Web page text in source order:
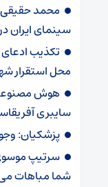
محمد
سینمای ایران
تکذیب ادعای
محل استقرار
سایبری
پزشکیان:
سرتیپ
شما مباهات